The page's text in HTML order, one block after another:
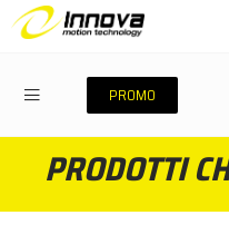
PROMO
PRODOTTI
ACCEDI
Hai dimenticato la